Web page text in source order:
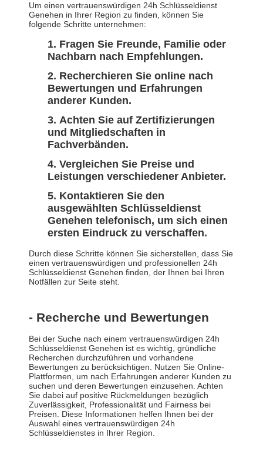
Um einen vertrauenswürdigen 24h Schlüsseldienst
Genehen in Ihrer Region zu finden, können Sie
folgende Schritte unternehmen:
Fragen Sie Freunde, Familie oder
Nachbarn nach Empfehlungen.
Recherchieren Sie online nach
Bewertungen und Erfahrungen
anderer Kunden.
Achten Sie auf Zertifizierungen
und Mitgliedschaften in
Fachverbänden.
Vergleichen Sie Preise und
Leistungen verschiedener Anbieter.
Kontaktieren Sie den
ausgewählten Schlüsseldienst
Genehen telefonisch, um sich einen
ersten Eindruck zu verschaffen.
Durch diese Schritte können Sie sicherstellen, dass Sie
einen vertrauenswürdigen und professionellen 24h
Schlüsseldienst Genehen finden, der Ihnen bei Ihren
Notfällen zur Seite steht.
- Recherche und Bewertungen
Bei der Suche nach einem vertrauenswürdigen 24h
Schlüsseldienst Genehen ist es wichtig, gründliche
Recherchen durchzuführen und vorhandene
Bewertungen zu berücksichtigen. Nutzen Sie Online-
Plattformen, um nach Erfahrungen anderer Kunden zu
suchen und deren Bewertungen einzusehen. Achten
Sie dabei auf positive Rückmeldungen bezüglich
Zuverlässigkeit, Professionalität und Fairness bei
Preisen. Diese Informationen helfen Ihnen bei der
Auswahl eines vertrauenswürdigen 24h
Schlüsseldienstes in Ihrer Region.